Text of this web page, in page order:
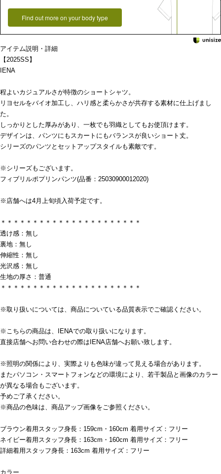
Find out more on your body type
アイテム説明・詳細
【2025SS】
IENA
程よいカジュアルさが特徴のショートシャツ。
リヨセルをバイオ加工し、ハリ感と柔らかさが共存する素材に仕上げまし
た。
しっかりとした厚みがあり、一枚でも羽織としてもお使頂けます。
デザインは、パンツにもスカートにもバランスが良いショート丈。
シリーズのパンツとセットアップスタイルも素敵です。
※シリーズもございます。
フィブリルポプリンパンツ(品番：25030900012020)
※店舗へは4月上旬頃入荷予定です。
＊＊＊＊＊＊＊＊＊＊＊＊＊＊＊＊＊＊＊＊＊＊
透け感：無し
裏地：無し
伸縮性：無し
光沢感：無し
生地の厚さ：普通
＊＊＊＊＊＊＊＊＊＊＊＊＊＊＊＊＊＊＊＊＊＊
※取り扱いについては、商品についている品質表示でご確認ください。
※こちらの商品は、IENAでの取り扱いになります。
直接店舗へお問い合わせの際はIENA店舗へお願い致します。
※照明の関係により、実際よりも色味が違って見える場合があります。
またパソコン・スマートフォンなどの環境により、若干製品と画像のカラー
が異なる場合もございます。
予めご了承ください。
※商品の色味は、商品アップ画像をご参照ください。
ブラウン着用スタッフ身長：159cm・160cm 着用サイズ：フリー
ネイビー着用スタッフ身長：163cm・160cm 着用サイズ：フリー
詳細着用スタッフ身長：163cm 着用サイズ：フリー
カラー